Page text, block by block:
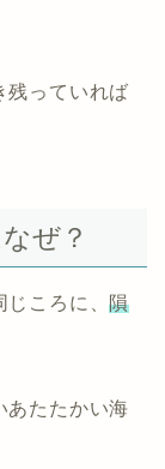
残っていれば
ぜ？
じころに、隕
あたたかい海